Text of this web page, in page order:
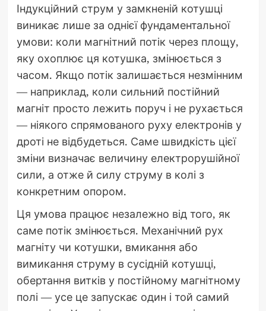
Індукційний струм у замкненій котушці
виникає лише за однієї фундаментальної
умови: коли магнітний потік через площу,
яку охоплює ця котушка, змінюється з
часом. Якщо потік залишається незмінним
— наприклад, коли сильний постійний
магніт просто лежить поруч і не рухається
— ніякого спрямованого руху електронів у
дроті не відбудеться. Саме швидкість цієї
зміни визначає величину електрорушійної
сили, а отже й силу струму в колі з
конкретним опором.
Ця умова працює незалежно від того, як
саме потік змінюється. Механічний рух
магніту чи котушки, вмикання або
вимикання струму в сусідній котушці,
обертання витків у постійному магнітному
полі — усе це запускає один і той самий